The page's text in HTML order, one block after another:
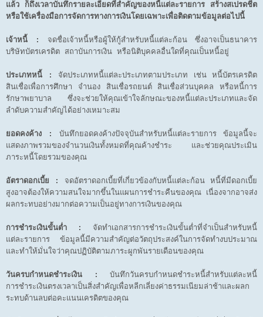
แล้ว ก็ถึงเวลาบันทึกรายละเอียดที่สำคัญของหนี้แต่ละรายการ สร้างสเปรดชีต
หรือใช้เครื่องมือการจัดการทางการเงินโดยเฉพาะเพื่อติดตามข้อมูลต่อไปนี้
เจ้าหนี้ :
จดชื่อเจ้าหนี้หรือผู้ให้กู้สำหรับหนี้แต่ละก้อน ซึ่งอาจเป็นธนาคาร
บริษัทบัตรเครดิต สถาบันการเงิน หรือนิติบุคคลอื่นใดที่คุณเป็นหนี้อยู่
ประเภทหนี้ :
จัดประเภทหนี้แต่ละประเภทตามประเภท เช่น หนี้บัตรเครดิต
สินเชื่อเพื่อการศึกษา จำนอง สินเชื่อรถยนต์ สินเชื่อส่วนบุคคล หรือหนี้การ
รักษาพยาบาล ซึ่งจะช่วยให้คุณเข้าใจลักษณะของหนี้แต่ละประเภทและจัด
ลำดับความสำคัญได้อย่างเหมาะสม
ยอดคงค้าง :
บันทึกยอดคงค้างปัจจุบันสำหรับหนี้แต่ละรายการ ข้อมูลนี้จะ
แสดงภาพรวมของจำนวนเงินทั้งหมดที่คุณค้างชำระ และช่วยคุณประเมิน
ภาระหนี้โดยรวมของคุณ
อัตราดอกเบี้ย :
จดอัตราดอกเบี้ยที่เกี่ยวข้องกับหนี้แต่ละก้อน หนี้ที่มีดอกเบี้ย
สูงอาจต้องให้ความสนใจมากขึ้นในแผนการชำระคืนของคุณ เนื่องจากอาจส่ง
ผลกระทบอย่างมากต่อความเป็นอยู่ทางการเงินของคุณ
การชำระเงินขั้นต่ำ :
จัดทำเอกสารการชำระเงินขั้นต่ำที่จำเป็นสำหรับหนี้
แต่ละรายการ ข้อมูลนี้มีความสำคัญต่อวัตถุประสงค์ในการจัดทำงบประมาณ
และทำให้มั่นใจว่าคุณปฏิบัติตามภาระผูกพันรายเดือนของคุณ
วันครบกำหนดชำระเงิน :
บันทึกวันครบกำหนดชำระหนี้สำหรับแต่ละหนี้
การชำระเงินตรงเวลาเป็นสิ่งสำคัญเพื่อหลีกเลี่ยงค่าธรรมเนียมล่าช้าและผลก
ระทบด้านลบต่อคะแนนเครดิตของคุณ